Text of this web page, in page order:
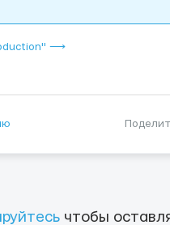
⟶
чтобы